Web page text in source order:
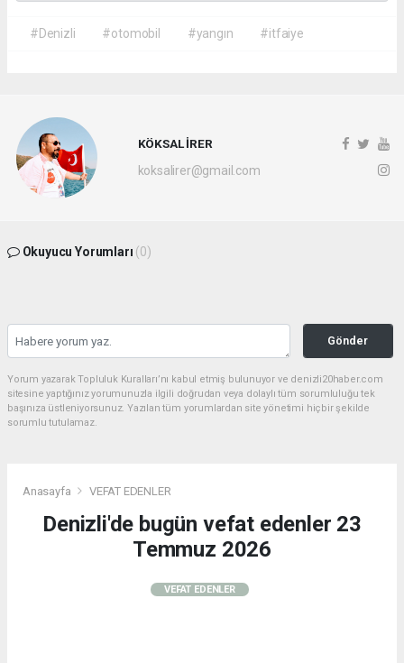
#Denizli #otomobil #yangın #itfaiye
KÖKSAL İRER
koksalirer@gmail.com
Okuyucu Yorumları (0)
Gönder
Yorum yazarak Topluluk Kuralları’nı kabul etmiş bulunuyor ve denizli20haber.com
sitesine yaptığınız yorumunuzla ilgili doğrudan veya dolaylı tüm sorumluluğu tek
başınıza üstleniyorsunuz. Yazılan tüm yorumlardan site yönetimi hiçbir şekilde
sorumlu tutulamaz.
Anasayfa VEFAT EDENLER
Denizli'de bugün vefat edenler 23
Temmuz 2026
VEFAT EDENLER